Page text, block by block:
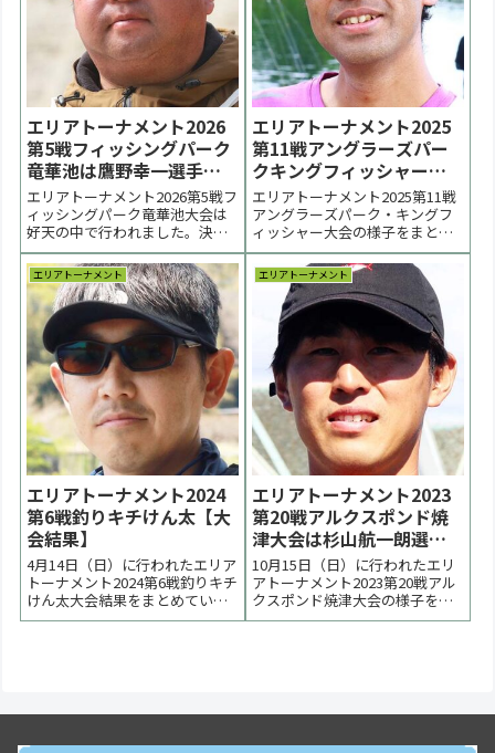
エリアトーナメント2026
第5戦フィッシングパーク
竜華池は鷹野幸一選手が
優勝【大会結果】
エリアトーナメント2026第5戦フ
ィッシングパーク竜華池大会は
好天の中で行われました。決勝
はボトム着底からの短い区間の
巻き勝負になりました。優勝は
鷹野幸一選手、２位は陶山玖門
選手、３位は廣瀬寿仁選手でし
た。 < 前の大会 2026一覧 次の大
会 >表彰台 優勝：鷹野幸一選手
表彰...
エリアトーナメント2025
第11戦アングラーズパー
クキングフィッシャーは
上野翔太選手が優勝【大
会結果】
エリアトーナメント2025第11戦
アングラーズパーク・キングフ
ィッシャー大会の様子をまとめ
ています。決勝戦は初夏らしい
上か下かの両極端の釣りとなり
ました。優勝は表層とボトムの
双壁を攻略した上野翔太選手、
２位は矢上匠選手、３位は荒木
智敬選手でした。 < 前の大会
2025一覧 次の...
エリアトーナメント
エリアトーナメント2024
第6戦釣りキチけん太【大
会結果】
4月14日（日）に行われたエリア
トーナメント2024第6戦釣りキチ
けん太大会結果をまとめていま
す。桜満開、春の陽気の中で大
エリアトーナメント
エリアトーナメント2023
第20戦アルクスポンド焼
津大会は杉山航一朗選手
が優勝【大会結果】
10月15日（日）に行われたエリ
アトーナメント2023第20戦アル
クスポンド焼津大会の様子をま
とめています。晴れ上がった決